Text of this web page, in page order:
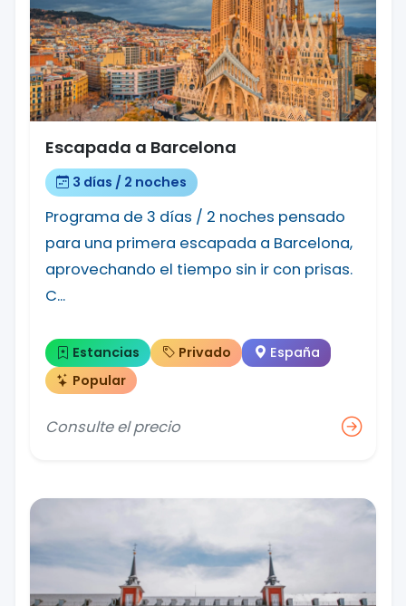
Escapada a Barcelona
3 días / 2 noches
Programa de 3 días / 2 noches pensado
para una primera escapada a Barcelona,
aprovechando el tiempo sin ir con prisas.
C...
Estancias Privado
España
Popular
Consulte el precio